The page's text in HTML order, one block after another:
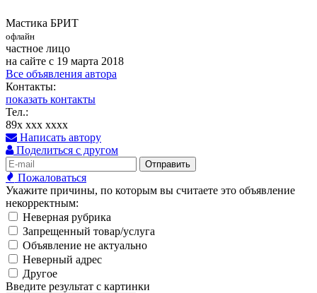
Мастика БРИТ
офлайн
частное лицо
на сайте с 19 марта 2018
Все объявления автора
Контакты:
показать контакты
Тел.:
89x xxx xxxx
Написать автору
Поделиться с другом
Отправить
Пожаловаться
Укажите причины, по которым вы считаете это объявление
некорректным:
Неверная рубрика
Запрещенный товар/услуга
Объявление не актуально
Неверный адрес
Другое
Введите результат с картинки